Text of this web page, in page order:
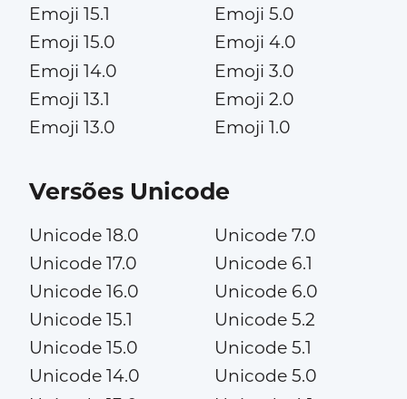
Emoji 15.1
Emoji 15.0
Emoji 14.0
Emoji 13.1
Emoji 13.0
Emoji 5.0
Emoji 4.0
Emoji 3.0
Emoji 2.0
Emoji 1.0
Versões Unicode
Unicode 18.0
Unicode 17.0
Unicode 16.0
Unicode 15.1
Unicode 15.0
Unicode 14.0
Unicode 7.0
Unicode 6.1
Unicode 6.0
Unicode 5.2
Unicode 5.1
Unicode 5.0